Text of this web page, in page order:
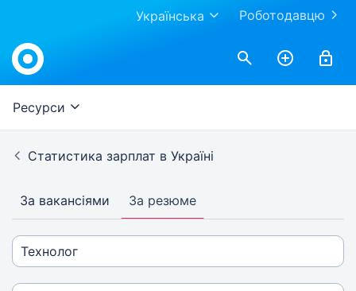
Роботодавцю
Українська
Ресурси
Статистика зарплат в Україні
За вакансіями За резюме